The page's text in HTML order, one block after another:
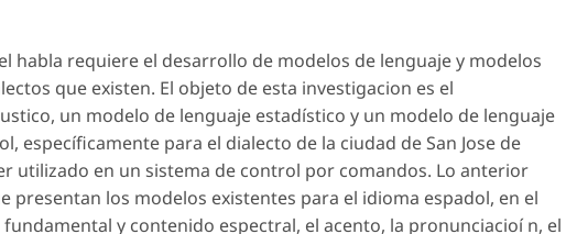
habla requiere el desarrollo de modelos de lenguaje y modelos
que existen. El objeto de esta investigacion es el
un modelo de lenguaje estadístico y un modelo de lenguaje
específicamente para el dialecto de la ciudad de San Jose de
utilizado en un sistema de control por comandos. Lo anterior
presentan los modelos existentes para el idioma espadol, en el
y contenido espectral, el acento, la pronunciacioí n, el